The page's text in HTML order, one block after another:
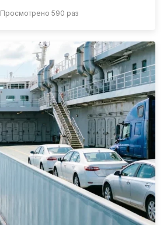
Просмотрено 590 раз